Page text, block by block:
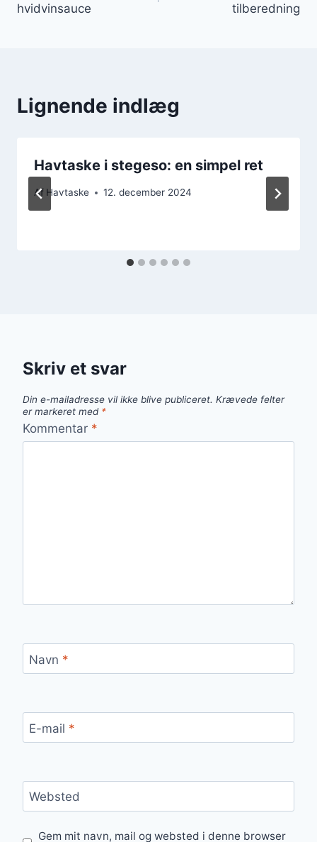
hvidvinsauce
tilberedning
Lignende indlæg
Havtaske i stegeso: en simpel ret
Af Havtaske 12. december 2024
Skriv et svar
Din e-mailadresse vil ikke blive publiceret. Krævede felter
er markeret med *
Kommentar *
Navn *
E-mail *
Websted
Gem mit navn, mail og websted i denne browser